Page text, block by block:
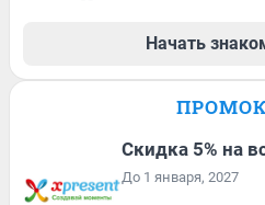
Начать
Скидка 5% на
До 1 января, 2027